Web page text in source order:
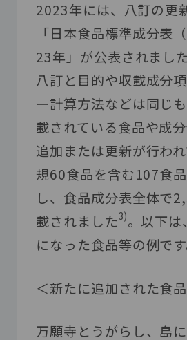
2023年には、八訂の更
「日本食品標準成分表
23年」が公表されまし
八訂と目的や収載成分
ー計算方法などは同じ
載されている食品や成
追加または更新が行わ
規60食品を含む107食
し、食品成分表全体で
載されました3)。以下は
になった食品等の例です
＜新たに追加された食
万願寺とうがらし、島